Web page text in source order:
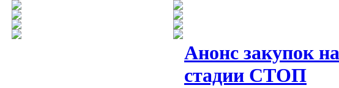
Анонс закупок на
стадии СТОП